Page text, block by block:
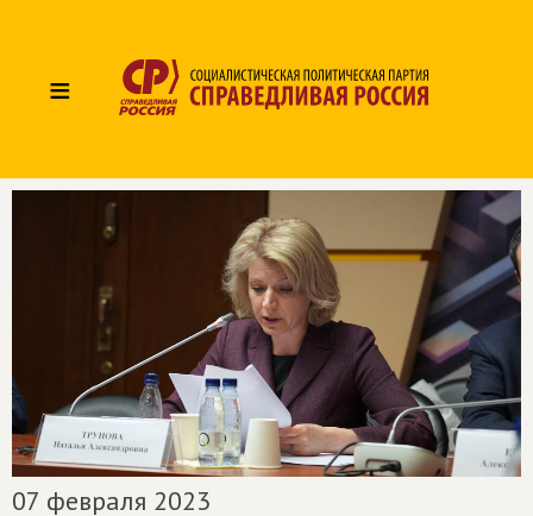
≡
07 февраля 2023